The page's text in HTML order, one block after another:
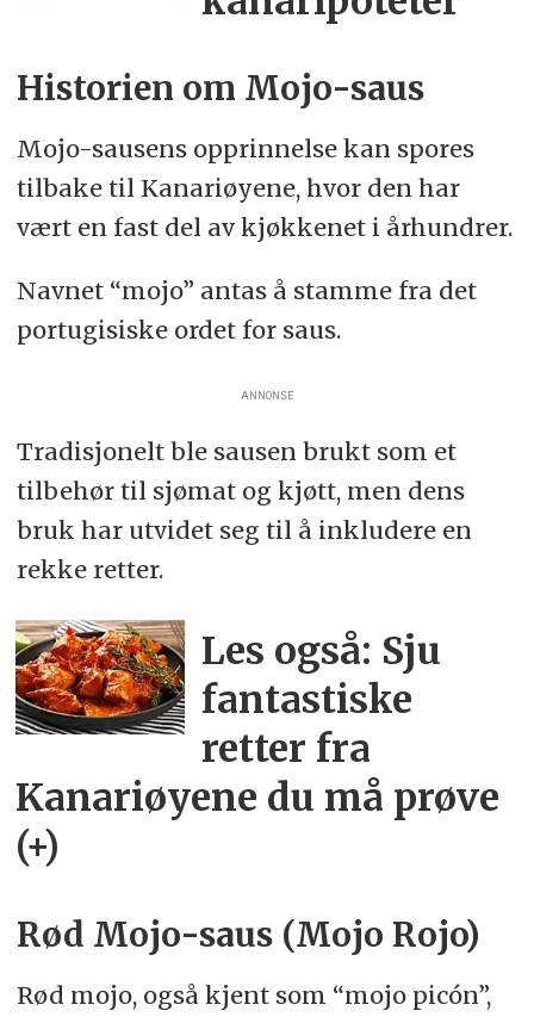
Historien om Mojo-saus
Mojo-sausens opprinnelse kan spores
tilbake til Kanariøyene, hvor den har
vært en fast del av kjøkkenet i århundrer.
Navnet “mojo” antas å stamme fra det
portugisiske ordet for saus.
ANNONSE
Tradisjonelt ble sausen brukt som et
tilbehør til sjømat og kjøtt, men dens
bruk har utvidet seg til å inkludere en
rekke retter.
Les også: Sju
fantastiske
retter fra
Kanariøyene du må prøve
(+)
Rød Mojo-saus (Mojo Rojo)
Rød mojo, også kjent som “mojo picón”,